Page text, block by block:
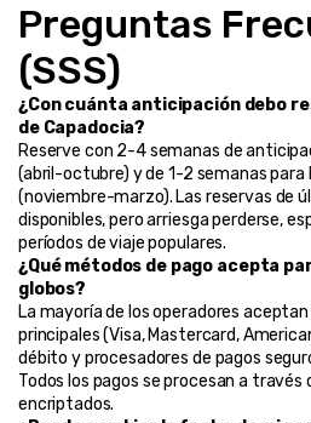
Preguntas
(SSS)
¿Con cuánta anticipación debo
de Capadocia?
Reserve con 2-4 semanas de
(abril-octubre) y de 1-2 semanas para
(noviembre-marzo). Las reservas de
disponibles, pero arriesga perderse,
períodos de viaje populares.
¿Qué métodos de pago acepta
globos?
La mayoría de los operadores
principales (Visa, Mastercard,
débito y procesadores de pagos
Todos los pagos se procesan a
encriptados.